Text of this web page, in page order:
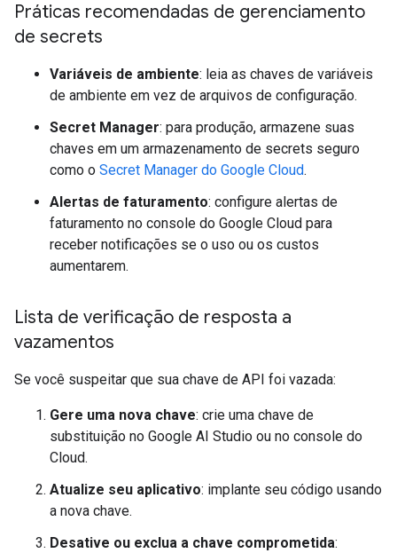
Práticas recomendadas de gerenciamento
de secrets
Variáveis de ambiente: leia as chaves de variáveis
de ambiente em vez de arquivos de configuração.
Secret Manager: para produção, armazene suas
chaves em um armazenamento de secrets seguro
como o Secret Manager do Google Cloud.
Alertas de faturamento: configure alertas de
faturamento no console do Google Cloud para
receber notificações se o uso ou os custos
aumentarem.
Lista de verificação de resposta a
vazamentos
Se você suspeitar que sua chave de API foi vazada:
Gere uma nova chave: crie uma chave de
substituição no Google AI Studio ou no console do
Cloud.
Atualize seu aplicativo: implante seu código usando
a nova chave.
Desative ou exclua a chave comprometida: